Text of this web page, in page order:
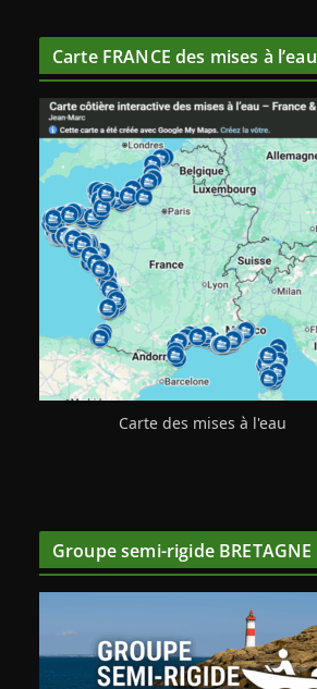
Carte FRANCE des mises à l’eau
Carte des mises à l'eau
Groupe semi-rigide BRETAGNE